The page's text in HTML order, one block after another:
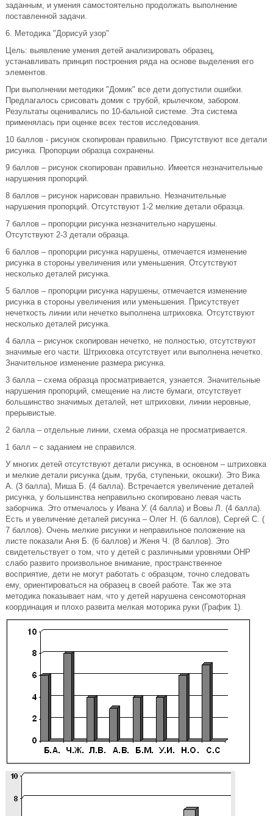
заданным, и умения самостоятельно продолжать выполнение
поставленной задачи.
6. Методика "Дорисуй узор"
Цель: выявление умения детей анализировать образец,
устанавливать принцип построения ряда на основе выделения его
элементов.
При выполнении методики "Домик" все дети допустили ошибки.
Предлагалось срисовать домик с трубой, крылечком, забором.
Результаты оценивались по 10-бальной системе. Эта система
применялась при оценке всех тестов исследования.
10 баллов - рисунок скопирован правильно. Присутствуют все детали
рисунка. Пропорции образца сохранены.
9 баллов – рисунок скопирован правильно. Имеется незначительные
нарушения пропорций.
8 баллов – рисунок нарисован правильно. Незначительные
нарушения пропорций. Отсутствуют 1-2 мелкие детали образца.
7 баллов – пропорции рисунка незначительно нарушены.
Отсутствуют 2-3 детали образца.
6 баллов – пропорции рисунка нарушены, отмечается изменение
рисунка в стороны увеличения или уменьшения. Отсутствуют
несколько деталей рисунка.
5 баллов – пропорции рисунка нарушены, отмечается изменение
рисунка в стороны увеличения или уменьшения. Присутствует
нечеткость линии или нечетко выполнена штриховка. Отсутствуют
несколько деталей рисунка.
4 балла – рисунок скопирован нечетко, не полностью, отсутствуют
значимые его части. Штриховка отсутствует или выполнена нечетко.
Значительное изменение размера рисунка.
3 балла – схема образца просматривается, узнается. Значительные
нарушения пропорций, смещение на листе бумаги, отсутствует
большинство значимых деталей, нет штриховки, линии неровные,
прерывистые.
2 балла – отдельные линии, схема образца не просматривается.
1 балл – с заданием не справился.
У многих детей отсутствуют детали рисунка, в основном – штриховка
и мелкие детали рисунка (дым, труба, ступеньки, окошки). Это Вика
А. (3 балла), Миша Б. (4 балла). Встречается увеличение деталей
рисунка, у большинства неправильно скопировано левая часть
заборчика. Это отмечалось у Ивана У. (4 балла) и Вовы Л. (4 балла).
Есть и увеличение деталей рисунка – Олег Н. (6 баллов), Сергей С. (
7 баллов). Очень мелкие рисунки и неправильное положение на
листе показали Аня Б. (6 баллов) и Женя Ч. (8 баллов). Это
свидетельствует о том, что у детей с различными уровнями ОНР
слабо развито произвольное внимание, пространственное
восприятие, дети не могут работать с образцом, точно следовать
ему, ориентироваться на образец в своей работе. Так же эта
методика показывает нам, что у детей нарушена сенсомоторная
координация и плохо развита мелкая моторика руки (График 1).